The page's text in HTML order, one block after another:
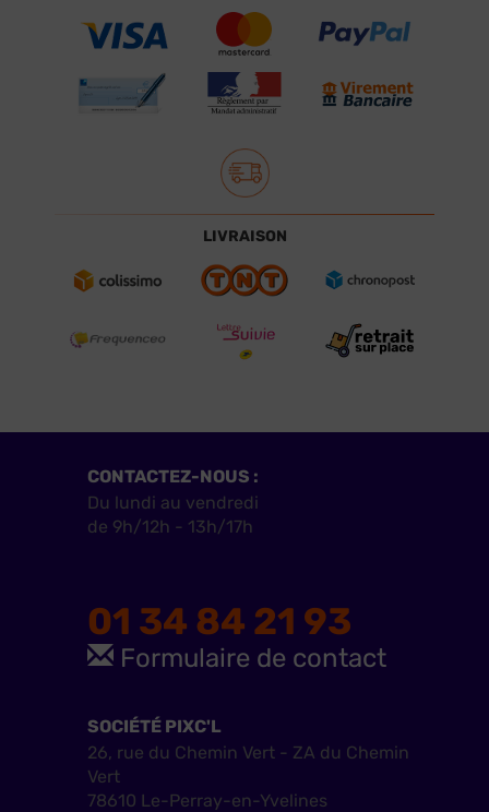
LIVRAISON
CONTACTEZ-NOUS :
Du lundi au vendredi
de 9h/12h - 13h/17h
01 34 84 21 93
Formulaire de contact
SOCIÉTÉ PIXC'L
26, rue du Chemin Vert - ZA du Chemin
Vert
78610 Le-Perray-en-Yvelines